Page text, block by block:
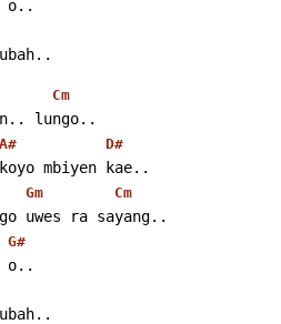
o..
Cm
lungo..
A# D#
mbiyen kae..
Gm Cm
uwes ra sayang..
G#
o..